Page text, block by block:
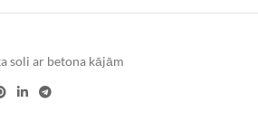
soli ar betona kājām